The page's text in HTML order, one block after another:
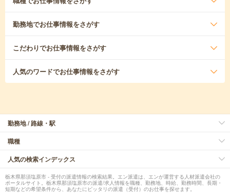
勤務地でお仕事情報をさがす
こだわりでお仕事情報をさがす
人気のワードでお仕事情報をさがす
勤務地 / 路線・駅
職種
人気の検索インデックス
栃木県那須塩原市 - 受付の派遣情報の検索結果。エン派遣は、エンが運営する人材派遣会社の
ポータルサイト。栃木県那須塩原市の派遣/求人情報を職種、勤務地、時給、勤務時間、長期・
短期などの希望条件から、あなたにピッタリの派遣（受付）のお仕事を探せます。